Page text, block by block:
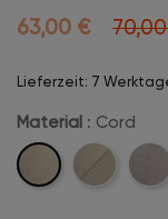
63,00 €
Lieferzeit: 7
Material : Cord
Cord
Cord-